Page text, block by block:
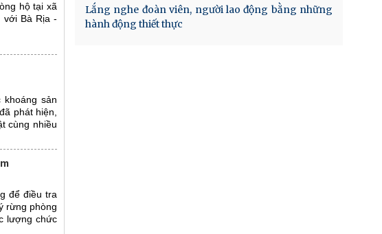
hộ tại xã
với Bà Rịa -
sản
phát hiện,
cùng nhiều
để điều tra
rừng phòng
lượng chức
Lắng nghe đoàn viên, người lao động bằng những
hành động thiết thực